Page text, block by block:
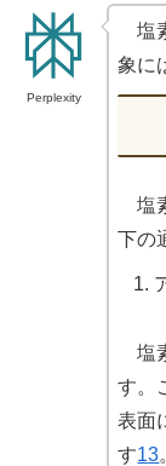
Perplexity
塩
象に
塩
下の
塩
す。
表面
す13